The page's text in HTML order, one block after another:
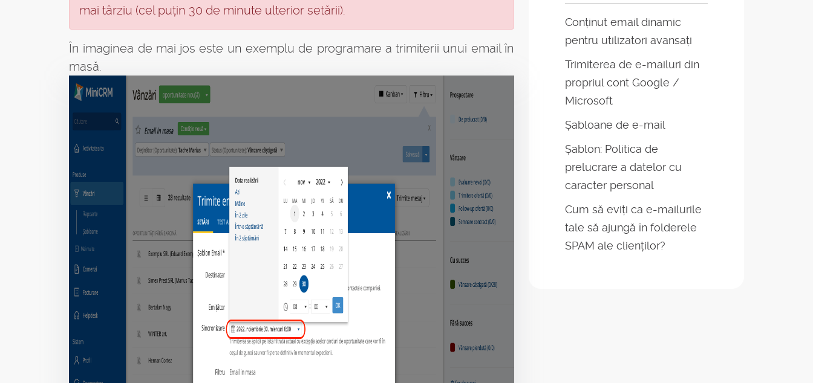
mai târziu (cel puțin 30 de minute ulterior setării).
În imaginea de mai jos este un exemplu de programare a trimiterii unui email în
masă.
Conținut email dinamic
pentru utilizatori avansați
Trimiterea de e-mailuri din
propriul cont Google /
Microsoft
Șabloane de e-mail
Șablon: Politica de
prelucrare a datelor cu
caracter personal
Cum să eviți ca e-mailurile
tale să ajungă în folderele
SPAM ale clienților?